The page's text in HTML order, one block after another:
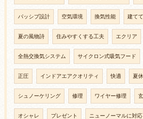
パッシブ設計 空気環境 換気性能 建て
夏の風物詩 住みやすくする工夫 エクリア
全熱交換気システム サイクロン式吸気フード
正圧 インドアエアクオリティ 快適 夏
シュノーケリング 修理 ワイヤー修理
オシャレ プレゼント ニューノーマルに対